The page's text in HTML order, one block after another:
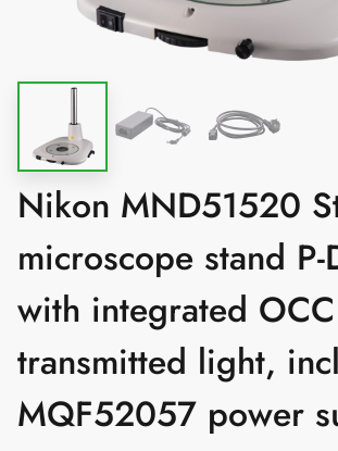
Nikon MND51520
microscope stand P-
with integrated
transmitted light,
MQF52057 power